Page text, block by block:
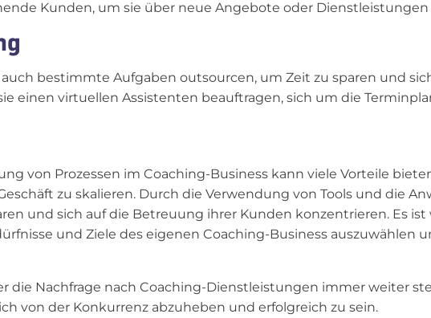
Kunden, um sie über neue Angebote oder
bestimmte Aufgaben outsourcen, um Zeit zu sparen und
einen virtuellen Assistenten beauftragen, sich um die
von Prozessen im Coaching-Business kann viele Vorteile
zu skalieren. Durch die Verwendung von Tools und die
und sich auf die Betreuung ihrer Kunden konzentrieren. Es
und Ziele des eigenen Coaching-Business auszuwählen
die Nachfrage nach Coaching-Dienstleistungen immer weiter
von der Konkurrenz abzuheben und erfolgreich zu sein.